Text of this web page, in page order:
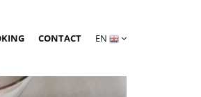
CONTACT EN